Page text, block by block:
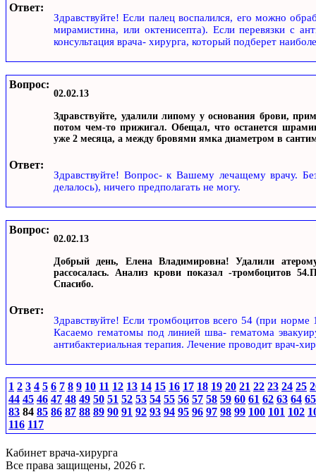
Ответ:
Здравствуйте! Если палец воспалился, его можно
мирамистина, или октенисепта). Если перевязки с
консультация врача- хирурга, который подберет
Вопрос:
02.02.13
Здравствуйте, удалили липому у основания брови,
потом чем-то прижигал. Обещал, что останется
уже 2 месяца, а между бровями ямка диаметром в
Ответ:
Здравствуйте! Вопрос- к Вашему лечащему врачу.
делалось), ничего предполагать не могу.
Вопрос:
02.02.13
Добрый день, Елена Владимировна! Удалили
рассосалась. Анализ крови показал -тромбоцитов
Спасибо.
Ответ:
Здравствуйте! Если тромбоцитов всего 54 (при норме
Касаемо гематомы под линией шва- гематома
антибактериальная терапия. Лечение проводит врач-
1 2 3 4 5 6 7 8 9 10 11 12 13 14 15 16 17 18 19 20 21 22 23 24 25
44 45 46 47 48 49 50 51 52 53 54 55 56 57 58 59 60 61 62 63 64 65
83 84 85 86 87 88 89 90 91 92 93 94 95 96 97 98 99 100 101 102
116 117
Кабинет врача-хирурга
Все права защищены, 2026 г.